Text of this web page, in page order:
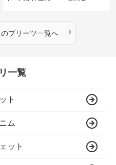
のプリーツ一覧へ ›
一覧
ト
ム
ット